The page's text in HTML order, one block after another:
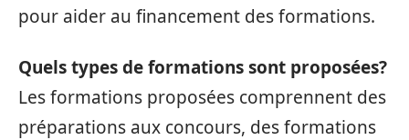
pour aider au financement des formations.
Quels types de formations sont proposées?
Les formations proposées comprennent des
préparations aux concours, des formations